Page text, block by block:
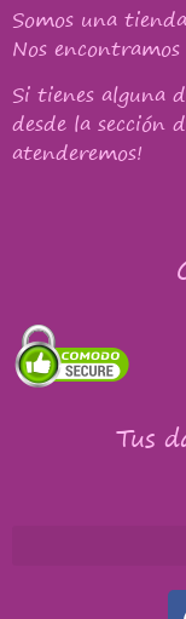
Somos una
Nos
Si tienes alguna
desde la sección
atenderemos!
Tus